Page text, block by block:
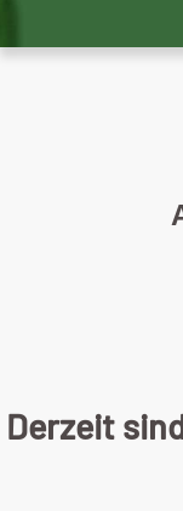
Derzeit